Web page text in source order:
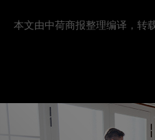
本文由中荷商报整理编译，转